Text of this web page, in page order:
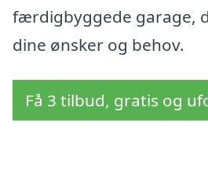
færdigbyggede garage,
dine ønsker og behov.
Få 3 tilbud, gratis og